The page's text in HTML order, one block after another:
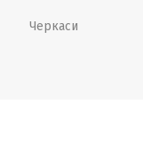
Черкаси